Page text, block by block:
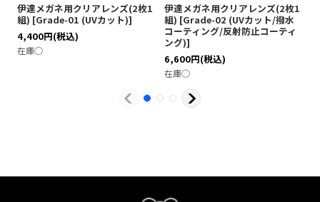
伊達メガネ用クリアレンズ(2枚1
組) [Grade-01 (UVカット)]
4,400円(税込)
在庫◯
伊達メガネ用クリアレンズ(2枚1
組) [Grade-02 (UVカット/撥水
コーティング/反射防止コーティ
ング)]
6,600円(税込)
在庫◯